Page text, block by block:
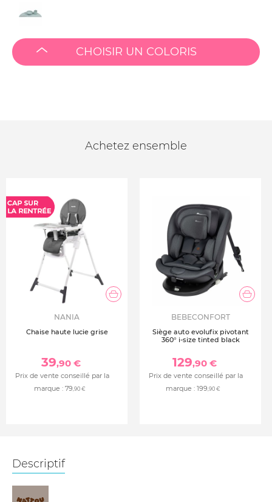
CHOISIR UN COLORIS
Achetez ensemble
NANIA
Chaise haute lucie grise
39,90 €
Prix de vente conseillé par la
marque : 79,90 €
BEBECONFORT
Siège auto evolufix pivotant
360° i-size tinted black
129,90 €
Prix de vente conseillé par la
marque : 199,90 €
Descriptif